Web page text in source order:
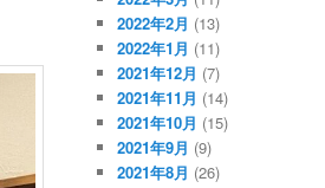
2022年2月 (13)
2022年1月 (11)
2021年12月 (7)
2021年11月 (14)
2021年10月 (15)
2021年9月 (9)
2021年8月 (26)